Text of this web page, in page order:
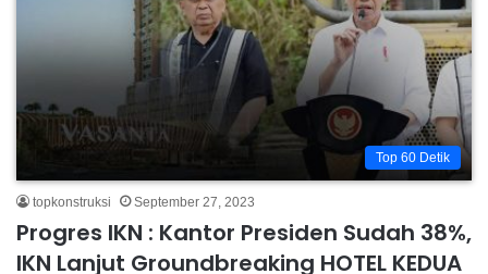
Top 60 Detik
topkonstruksi September 27, 2023
Progres IKN : Kantor Presiden Sudah 38%,
IKN Lanjut Groundbreaking HOTEL KEDUA